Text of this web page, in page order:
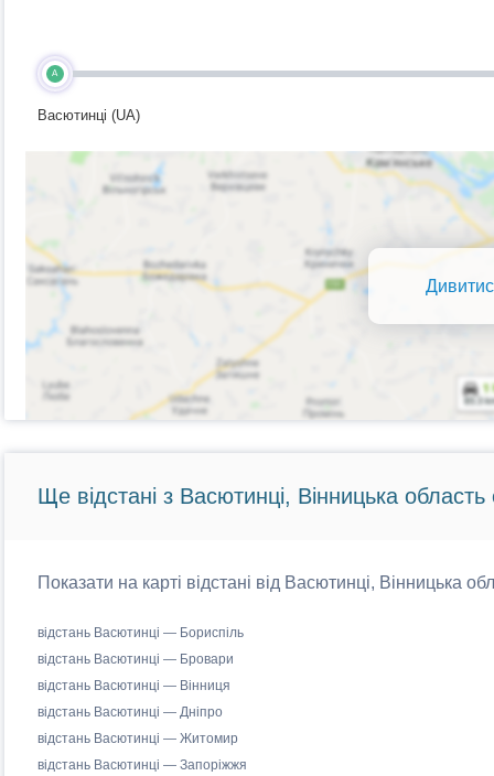
A
Васютинці (UA)
Ще відстані з Васютинці, Вінницька область
Показати на карті відстані від Васютинці, Вінницька
відстань Васютинці — Бориспіль
відстань Васютинці — Бровари
відстань Васютинці — Вінниця
відстань Васютинці — Дніпро
відстань Васютинці — Житомир
відстань Васютинці — Запоріжжя